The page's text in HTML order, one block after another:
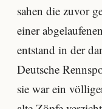
sahen die zuvor
einer
entstand in der
Deutsche
sie war ein